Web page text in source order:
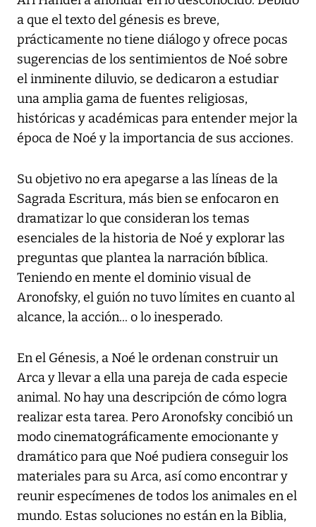
a que el texto del génesis es breve,
prácticamente no tiene diálogo y ofrece pocas
sugerencias de los sentimientos de Noé sobre
el inminente diluvio, se dedicaron a estudiar
una amplia gama de fuentes religiosas,
históricas y académicas para entender mejor la
época de Noé y la importancia de sus acciones.
Su objetivo no era apegarse a las líneas de la
Sagrada Escritura, más bien se enfocaron en
dramatizar lo que consideran los temas
esenciales de la historia de Noé y explorar las
preguntas que plantea la narración bíblica.
Teniendo en mente el dominio visual de
Aronofsky, el guión no tuvo límites en cuanto al
alcance, la acción... o lo inesperado.
En el Génesis, a Noé le ordenan construir un
Arca y llevar a ella una pareja de cada especie
animal. No hay una descripción de cómo logra
realizar esta tarea. Pero Aronofsky concibió un
modo cinematográficamente emocionante y
dramático para que Noé pudiera conseguir los
materiales para su Arca, así como encontrar y
reunir especímenes de todos los animales en el
mundo. Estas soluciones no están en la Biblia,